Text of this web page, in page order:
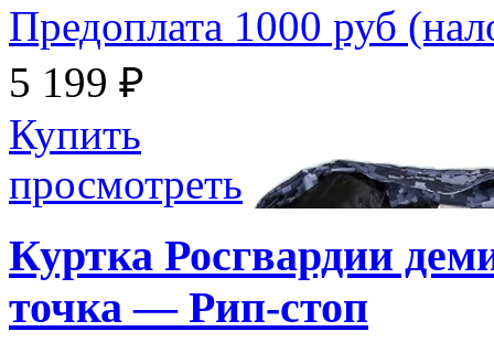
Предоплата 1000 руб
5 199 ₽
Купить
просмотреть
Куртка Росгвардии
точка — Рип-стоп